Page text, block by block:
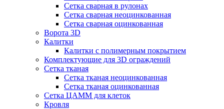
Сетка сварная в рулонах
Сетка сварная неоцинкованная
Сетка сварная оцинкованная
Ворота 3D
Калитки
Калитки с полимерным покрытием
Комплектующие для 3D ограждений
Сетка тканая
Сетка тканая неоцинкованная
Сетка тканая оцинкованная
Сетка ЦАММ для клеток
Кровля